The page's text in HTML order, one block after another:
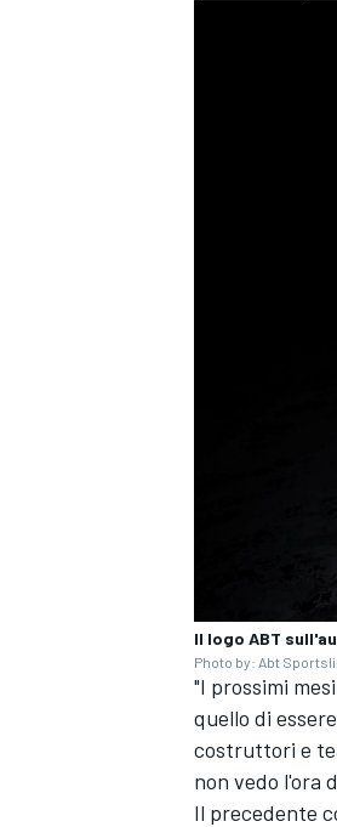
ENDURANCE/GT
Il logo ABT
Photo by: Abt
"I prossimi
quello di
costruttori e
non vedo l'ora
Il precedente